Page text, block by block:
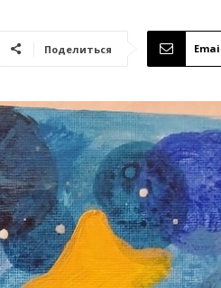
Поделиться